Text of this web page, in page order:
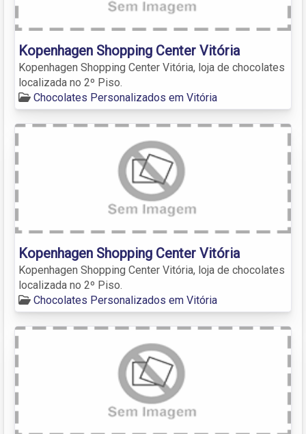
Kopenhagen Shopping Center Vitória
Kopenhagen Shopping Center Vitória, loja de chocolates
localizada no 2º Piso.
Chocolates Personalizados em Vitória
Kopenhagen Shopping Center Vitória
Kopenhagen Shopping Center Vitória, loja de chocolates
localizada no 2º Piso.
Chocolates Personalizados em Vitória